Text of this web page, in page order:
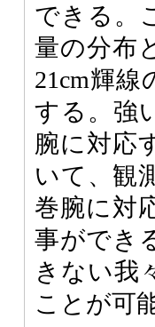
できる。
量の分布
21cm輝
する。強
腕に対応
いて、観
巻腕に対
事ができ
きない我
ことが可